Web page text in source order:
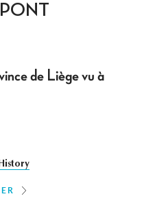
de Liège vu à